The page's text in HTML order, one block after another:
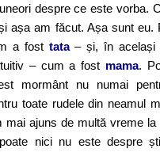
despre ce este vorba.
așa am făcut. Așa sunt eu.
a fost tata– și, în același
– cum a fost mama.
mormânt nu numai
toate rudele din neamul
mai ajuns de multă vreme la
nici nu este despre